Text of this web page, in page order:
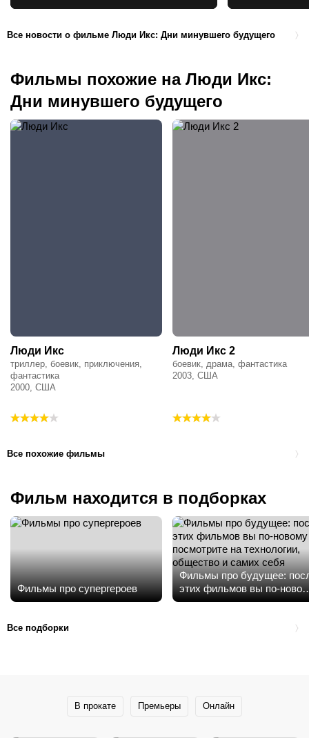
Все новости о фильме Люди Икс: Дни минувшего будущего
Фильмы похожие на Люди Икс:
Дни минувшего будущего
Люди Икс
триллер, боевик, приключения,
фантастика
2000, США
Люди Икс 2
боевик, драма, фантастика
2003, США
Все похожие фильмы
Фильм находится в подборках
Фильмы про супергероев
Фильмы про будущее:
этих фильмов вы по-
посмотрите на технологии,
Все подборки
В прокате Премьеры Онлайн